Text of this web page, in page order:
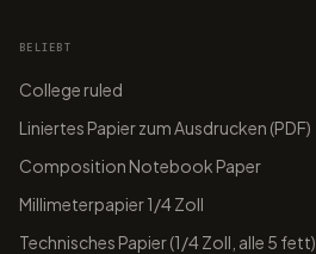
BELIEBT
College ruled
Liniertes Papier zum Ausdrucken (PDF)
Composition Notebook Paper
Millimeterpapier 1/4 Zoll
Technisches Papier (1/4 Zoll, alle 5 fett)